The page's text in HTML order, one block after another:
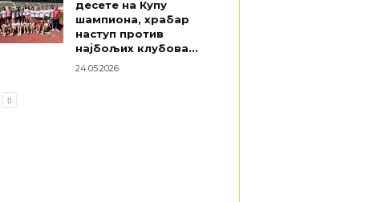
десете на Купу
шампиона, храбар
наступ против
најбољих клубова...
24.05.2026